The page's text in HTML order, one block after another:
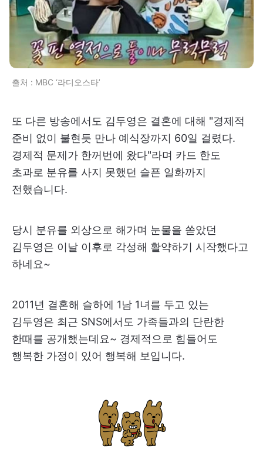
출처 : MBC ‘라디오스타’
또 다른 방송에서도 김두영은 결혼에 대해 "경제적
준비 없이 불현듯 만나 예식장까지 60일 걸렸다.
경제적 문제가 한꺼번에 왔다"라며 카드 한도
초과로 분유를 사지 못했던 슬픈 일화까지
전했습니다.
당시 분유를 외상으로 해가며 눈물을 쏟았던
김두영은 이날 이후로 각성해 활약하기 시작했다고
하네요~
2011년 결혼해 슬하에 1남 1녀를 두고 있는
김두영은 최근 SNS에서도 가족들과의 단란한
한때를 공개했는데요~ 경제적으로 힘들어도
행복한 가정이 있어 행복해 보입니다.